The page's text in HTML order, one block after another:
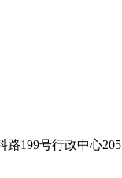
路199号行政中心205